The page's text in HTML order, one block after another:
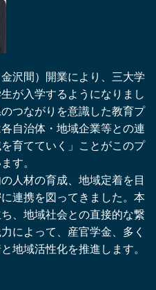
沢間）開業により、三大学
が入学するようになりまし
つながりを意識した教育プ
自治体・地域企業等との連
育てていく」ことがこのプ
す。
人材の育成、地域定着を目
連携を図ってきました。本
、地域社会との直接的な繋
によって、産官学金、多く
地域活性化を推進します。